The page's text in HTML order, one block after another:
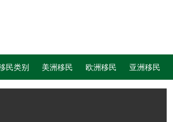
民类别 美洲移民 欧洲移民 亚洲移民